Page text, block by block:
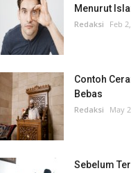
Menurut
Redaksi Feb
Contoh
Bebas
Redaksi May
Sebelum